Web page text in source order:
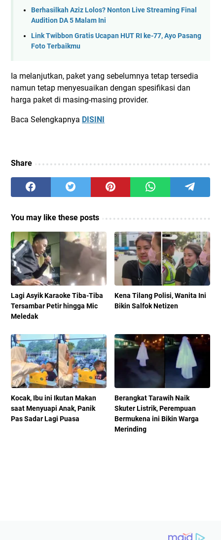
Berhasilkah Aziz Lolos? Nonton Live Streaming Final
Audition DA 5 Malam Ini
Link Twibbon Gratis Ucapan HUT RI ke-77, Ayo Pasang
Foto Terbaikmu
Ia melanjutkan, paket yang sebelumnya tetap tersedia
namun tetap menyesuaikan dengan spesifikasi dan
harga paket di masing-masing provider.
Baca Selengkapnya DISINI
Share
You may like these posts
Lagi Asyik Karaoke Tiba-Tiba
Tersambar Petir hingga Mic
Meledak
Kena Tilang Polisi, Wanita Ini
Bikin Salfok Netizen
Kocak, Ibu ini Ikutan Makan
saat Menyuapi Anak, Panik
Pas Sadar Lagi Puasa
Berangkat Tarawih Naik
Skuter Listrik, Perempuan
Bermukena ini Bikin Warga
Merinding